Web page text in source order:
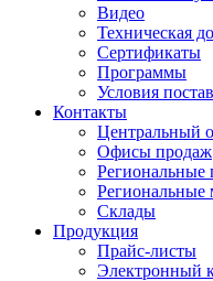
Видео
Техническая
Сертификаты
Программы
Условия
Контакты
Центральный
Офисы продаж
Региональные
Региональные
Склады
Продукция
Прайс-листы
Электронный